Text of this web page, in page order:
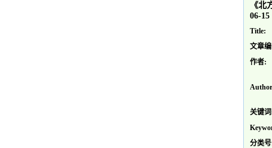
《北
06-15
Title:
文章
作者:
关键
分类